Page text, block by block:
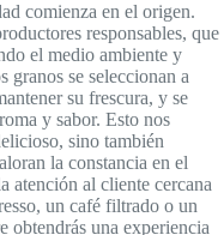
comienza en el origen.
responsables, que
el medio ambiente y
granos se seleccionan a
su frescura, y se
y sabor. Esto nos
sino también
la constancia en el
atención al cliente cercana
un café filtrado o un
obtendrás una experiencia